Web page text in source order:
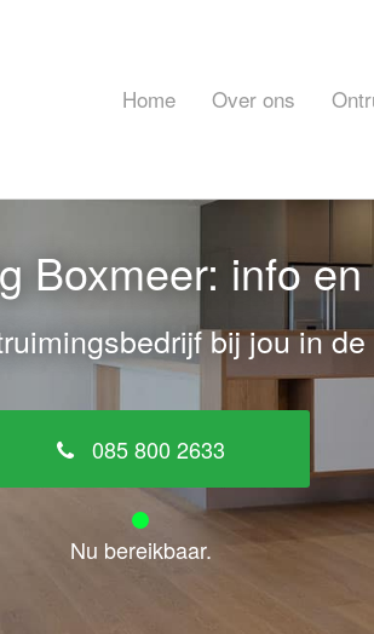
Home Over ons
Boxmeer: info
bij jou in de
085 800 2633
Nu bereikbaar.